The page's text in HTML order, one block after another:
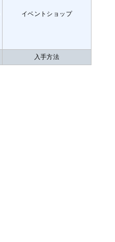
入手方法
イベントショップ